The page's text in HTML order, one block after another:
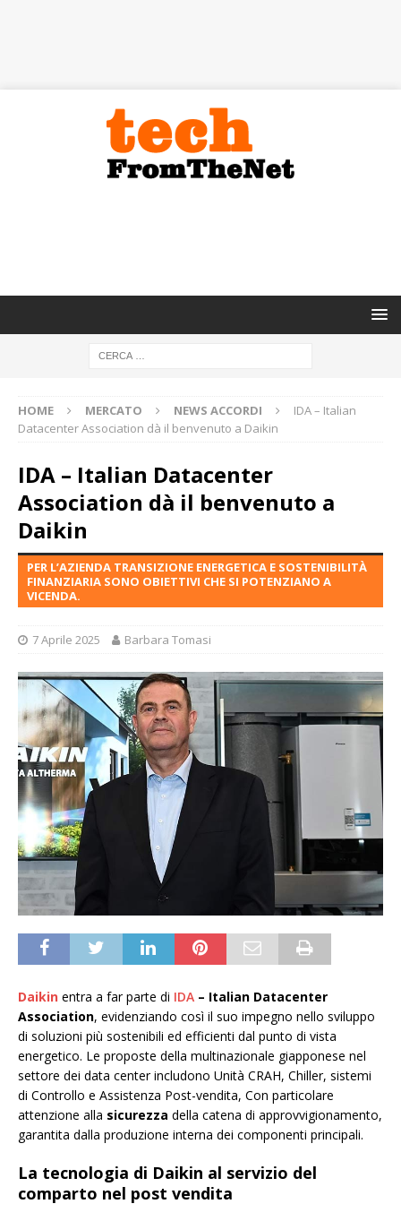
HOME MERCATO NEWS ACCORDI
IDA – Italian
Datacenter Association dà il benvenuto a Daikin
IDA – Italian Datacenter
Association dà il benvenuto a
Daikin
PER L’AZIENDA TRANSIZIONE ENERGETICA E SOSTENIBILITÀ
FINANZIARIA SONO OBIETTIVI CHE SI POTENZIANO A
VICENDA.
7 Aprile 2025 Barbara Tomasi
Daikin entra a far parte di IDA – Italian Datacenter
Association, evidenziando così il suo impegno nello sviluppo
di soluzioni più sostenibili ed efficienti dal punto di vista
energetico. Le proposte della multinazionale giapponese nel
settore dei data center includono Unità CRAH, Chiller, sistemi
di Controllo e Assistenza Post-vendita, Con particolare
attenzione alla sicurezza della catena di approvvigionamento,
garantita dalla produzione interna dei componenti principali.
La tecnologia di Daikin al servizio del
comparto nel post vendita